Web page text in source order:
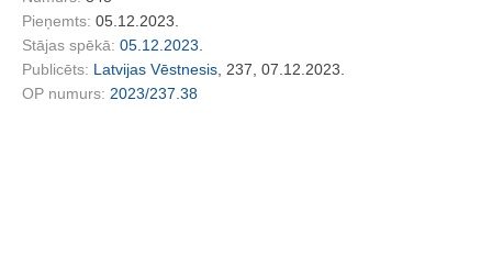
Pieņemts: 05.12.2023.
Stājas spēkā: 05.12.2023.
Publicēts: Latvijas Vēstnesis , 237, 07.12.2023.
OP numurs: 2023/237.38